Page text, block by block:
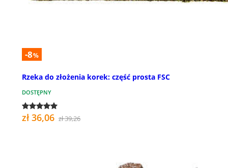
-8%
Rzeka do złożenia korek: część prosta FSC
DOSTĘPNY
zł 36,06 zł 39,26